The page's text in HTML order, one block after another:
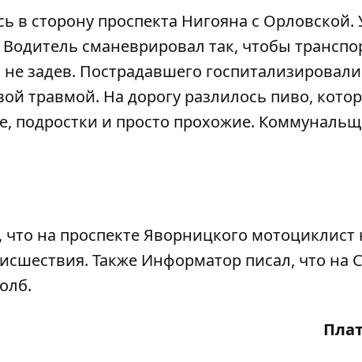
в сторону проспекта Нигояна с Орловской.
сманеврировал так, чтобы
задев. Пострадавшего
травмой. На дорогу разлилось пиво,
подростки и просто прохожие.
на проспекте Яворницкого мотоциклист
. Также Информатор писал, что на
.